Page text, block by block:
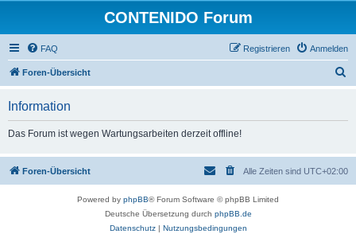
CONTENIDO Forum
FAQ Anmelden
Registrieren
Foren-Übersicht
Information
Das Forum ist wegen Wartungsarbeiten derzeit offline!
Foren-Übersicht Alle Zeiten sind UTC+02:00
Powered by phpBB® Forum Software © phpBB Limited
Deutsche Übersetzung durch phpBB.de
Datenschutz| Nutzungsbedingungen